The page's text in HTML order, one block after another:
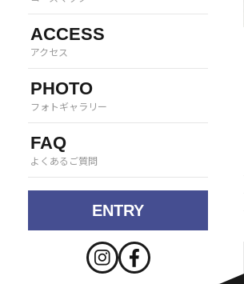
ACCESS
アクセス
PHOTO
フォトギャラリー
FAQ
よくあるご質問
ENTRY